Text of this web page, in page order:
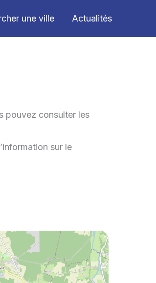
une ville Actualités
pouvez consulter les
sur le